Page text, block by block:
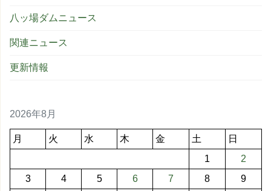
八ッ場ダムニュース
関連ニュース
更新情報
2026年8月
月 火 水 木 金 土
日
1
2
3
4 5 6 7 8
9